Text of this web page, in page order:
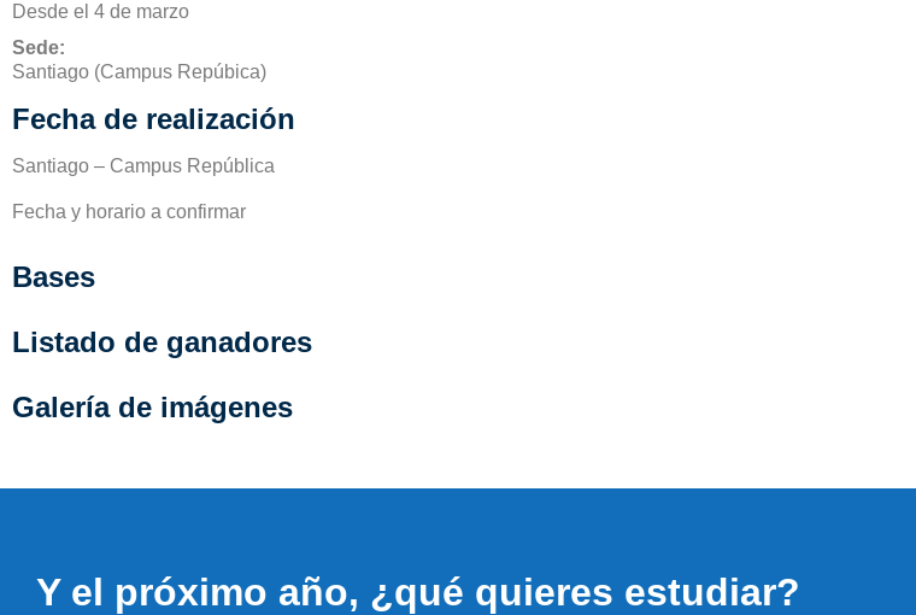
Desde el 4 de marzo
Sede:
Santiago (Campus Repúbica)
Fecha de realización
Santiago – Campus República
Fecha y horario a confirmar
Bases
Listado de ganadores
Galería de imágenes
Y el próximo año, ¿qué quieres estudiar?